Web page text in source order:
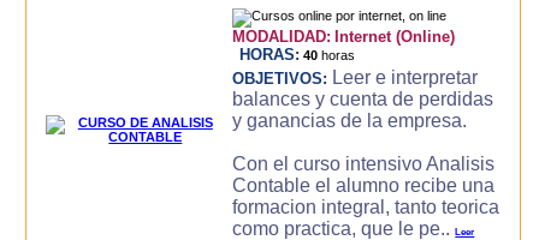
MODALIDAD: Internet (Online)
HORAS: 40 horas
OBJETIVOS: Leer e interpretar
balances y cuenta de perdidas
y ganancias de la empresa.
Con el curso intensivo Analisis
Contable el alumno recibe una
formacion integral, tanto teorica
como practica, que le pe..Leer